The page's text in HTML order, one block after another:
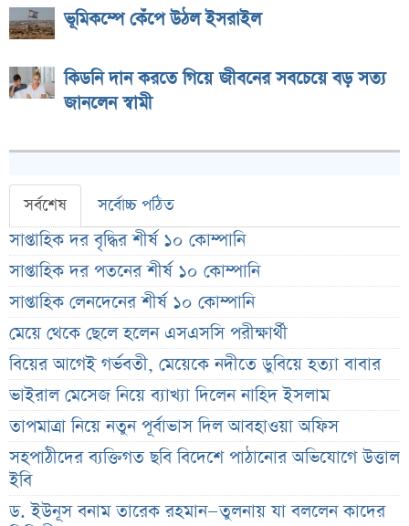
ভূমিকম্পে কেঁপে উঠল ইসরাইল
কিডনি দান করতে গিয়ে জীবনের সবচেয়ে বড় সত্য
জানলেন স্বামী
সর্বশেষ সর্বোচ্চ পঠিত
সাপ্তাহিক দর বৃদ্ধির শীর্ষ ১০ কোম্পানি
সাপ্তাহিক দর পতনের শীর্ষ ১০ কোম্পানি
সাপ্তাহিক লেনদেনের শীর্ষ ১০ কোম্পানি
মেয়ে থেকে ছেলে হলেন এসএসসি পরীক্ষার্থী
বিয়ের আগেই গর্ভবতী, মেয়েকে নদীতে ডুবিয়ে হত্যা বাবার
ভাইরাল মেসেজ নিয়ে ব্যাখ্যা দিলেন নাহিদ ইসলাম
তাপমাত্রা নিয়ে নতুন পূর্বাভাস দিল আবহাওয়া অফিস
সহপাঠীদের ব্যক্তিগত ছবি বিদেশে পাঠানোর অভিযোগে উত্তাল
ইবি
ড. ইউনূস বনাম তারেক রহমান—তুলনায় যা বললেন কাদের